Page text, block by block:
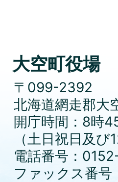
大空町役場
〒099-2392
北海道網走郡大
開庁時間：8時
（土日祝日及
電話番号：
ファックス番号